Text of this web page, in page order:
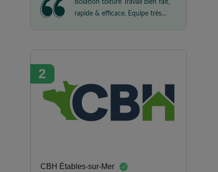
isolation toiture Travail bien fait,
rapide & efficace. Equipe très
2
CBH Étables-sur-Mer